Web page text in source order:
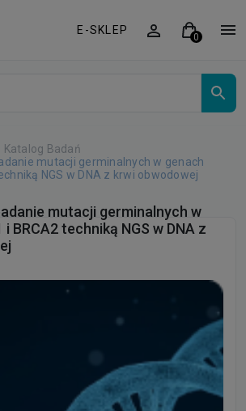
E-SKLEP
Katalog Badań
mutacji germinalnych w genach
NGS w DNA z krwi obwodowej
mutacji germinalnych w
i BRCA2 techniką NGS w DNA z